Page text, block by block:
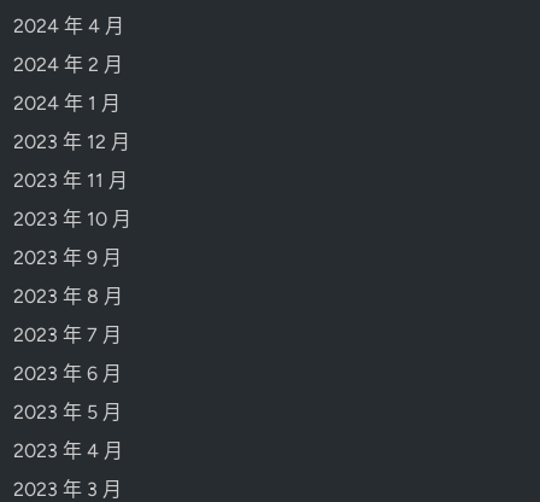
2024 年 4 月
2024 年 2 月
2024 年 1 月
2023 年 12 月
2023 年 11 月
2023 年 10 月
2023 年 9 月
2023 年 8 月
2023 年 7 月
2023 年 6 月
2023 年 5 月
2023 年 4 月
2023 年 3 月